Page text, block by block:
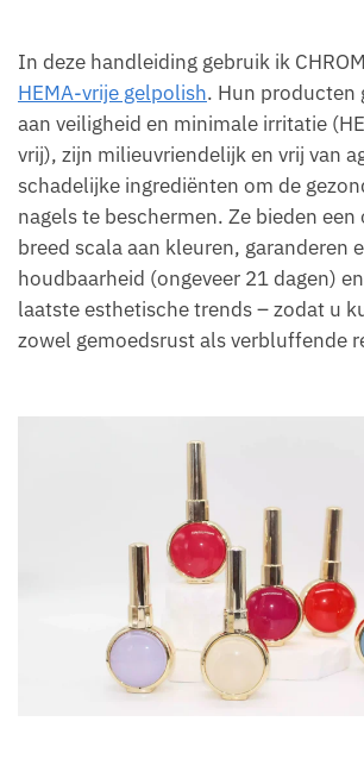
In deze handleiding gebruik ik
HEMA-vrije gelpolish. Hun producten
aan veiligheid en minimale irritatie
vrij), zijn milieuvriendelijk en vrij van
schadelijke ingrediënten om de
nagels te beschermen. Ze bieden
breed scala aan kleuren, garanderen
houdbaarheid (ongeveer 21 dagen)
laatste esthetische trends – zodat u
zowel gemoedsrust als verbluffende